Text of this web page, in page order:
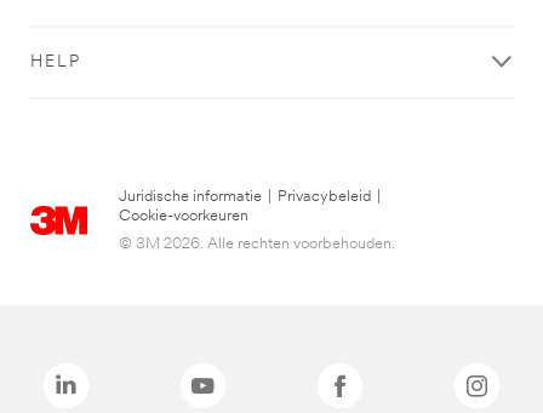
HELP
Juridische informatie Privacybeleid
Cookie-voorkeuren
© 3M 2026. Alle rechten voorbehouden.